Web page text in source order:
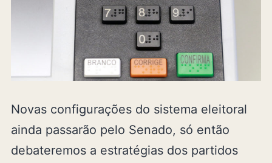
Novas configurações do sistema eleitoral
ainda passarão pelo Senado, só então
debateremos a estratégias dos partidos